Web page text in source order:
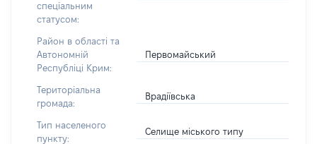
спеціальним
статусом:
Район в області та
Автономній
Республіці Крим:
Первомайський
Територіальна
громада:
Врадіївська
Тип населеного
пункту:
Селище міського типу